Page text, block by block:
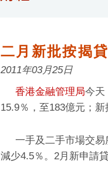
二月新批按揭
2011年03月25日
香港金融管理局今天
15.9％，至183億元；新
一手及二手市場交易
減少4.5％。2月新申請